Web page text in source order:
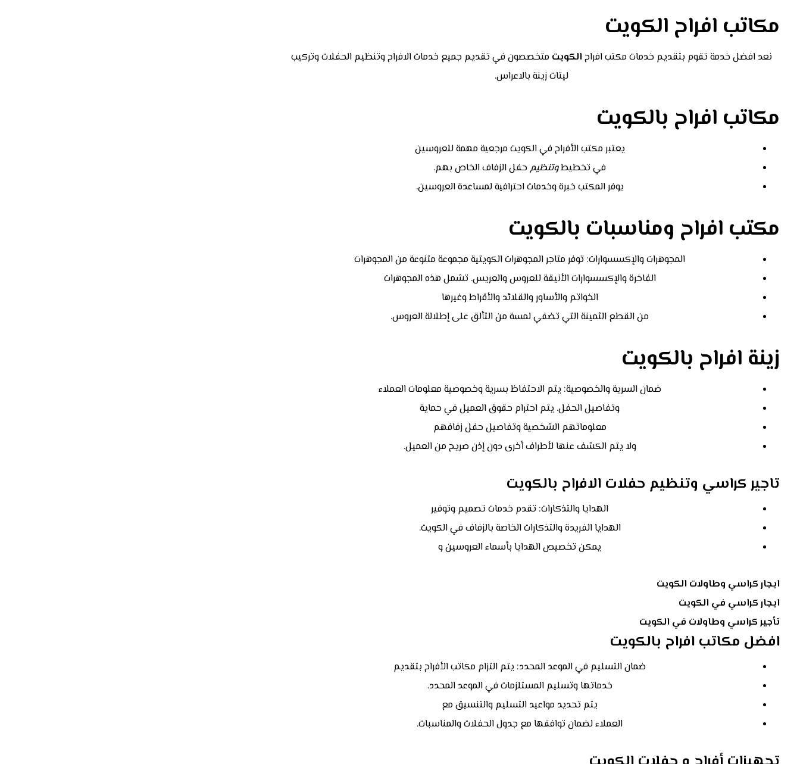
مكاتب افراح الكويت
نعد افضل خدمة تقوم بتقديم خدمات مكتب افراح الكويت متخصصون في تقديم جميع خدمات الافراح وتنظيم الحفلات وتركيب
ليتات زينة بالاعراس.
مكاتب افراح بالكويت
يعتبر مكتب الأفراح في الكويت مرجعية مهمة للعروسين
في تخطيطوتنظيمحفل الزفاف الخاص بهم.
يوفر المكتب خبرة وخدمات احترافية لمساعدة العروسين.
مكتب افراح ومناسبات بالكويت
المجوهرات والإكسسوارات: توفر متاجر المجوهرات الكويتية مجموعة متنوعة من المجوهرات
الفاخرة والإكسسوارات الأنيقة للعروس والعريس. تشمل هذه المجوهرات
الخواتم والأساور والقلائد والأقراط وغيرها
من القطع الثمينة التي تضفي لمسة من التألق على إطلالة العروس.
زينة افراح بالكويت
ضمان السرية والخصوصية: يتم الاحتفاظ بسرية وخصوصية معلومات العملاء
وتفاصيل الحفل. يتم احترام حقوق العميل في حماية
معلوماتهم الشخصية وتفاصيل حفل زفافهم
ولا يتم الكشف عنها لأطراف أخرى دون إذن صريح من العميل.
تاجير كراسي وتنظيم حفلات الافراح بالكويت
الهدايا والتذكارات: تقدم خدمات تصميم وتوفير
الهدايا الفريدة والتذكارات الخاصة بالزفاف في الكويت.
يمكن تخصيص الهدايا بأسماء العروسين و
ايجار كراسي وطاولات الكويت
ايجار كراسي في الكويت
تأجير كراسي وطاولات في الكويت
افضل مكاتب افراح بالكويت
ضمان التسليم في الموعد المحدد: يتم التزام مكاتب الأفراح بتقديم
خدماتها وتسليم المستلزمات في الموعد المحدد.
يتم تحديد مواعيد التسليم والتنسيق مع
العملاء لضمان توافقها مع جدول الحفلات والمناسبات.